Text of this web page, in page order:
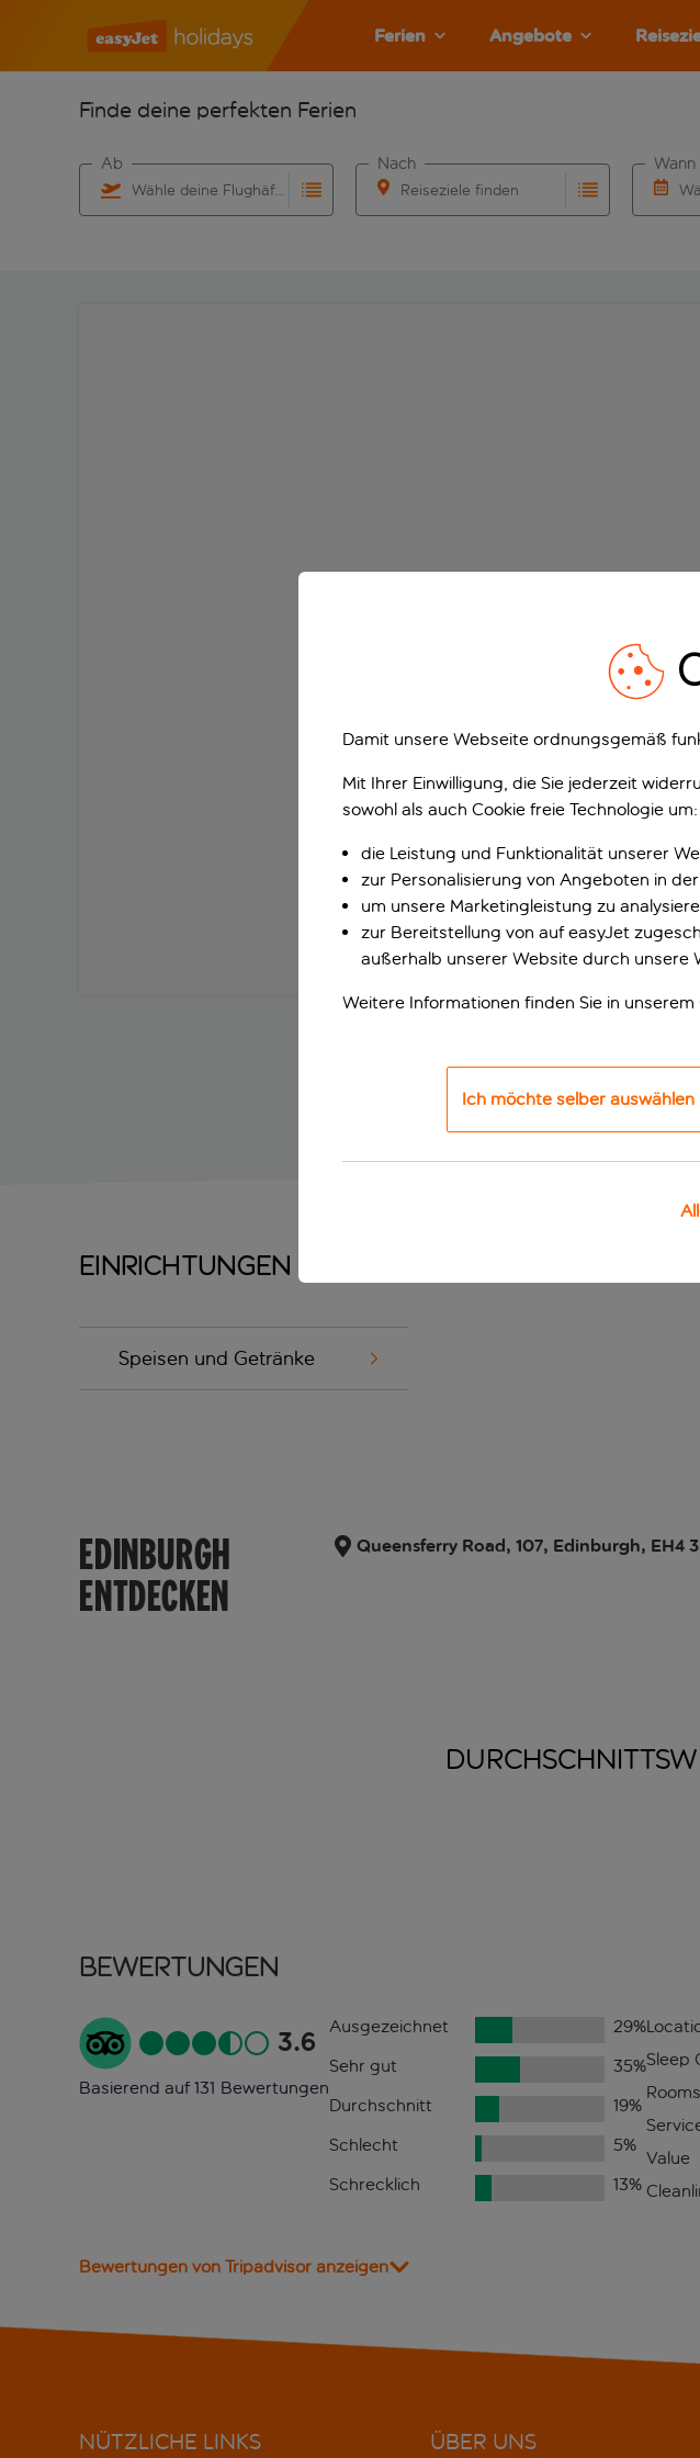
Ferien Angebote
Finde deine perfekten Ferien
Wähle deine Flughäfen
Ab
Reiseziele finden
Nach Wann
Einrichtungen
Speisen und Getränke
EDINBURGH
ENTDECKEN
Queensferry Road, 107, Edinburgh, EH4
Bewertungen
3.6
Basierend auf 131 Bewertungen
Ausgezeichnet 29%
Sehr gut
35%
Durchschnitt
19%
Schlecht
5%
Schrecklich
13%
Sleep
Rooms
Value
Bewertungen von Tripadvisor anzeigen
NÜTZLICHE LINKS ÜBER UNS
Damit unsere Webseite ordnungsgemäß
Mit Ihrer Einwilligung, die Sie jederzeit
sowohl als auch Cookie freie Technologie um:
die Leistung und Funktionalität unserer
zur Personalisierung von Angeboten in
um unsere Marketingleistung zu
zur Bereitstellung von auf easyJet
außerhalb unserer Website durch unsere
Weitere Informationen finden Sie in unserem
Ich möchte selber auswählen